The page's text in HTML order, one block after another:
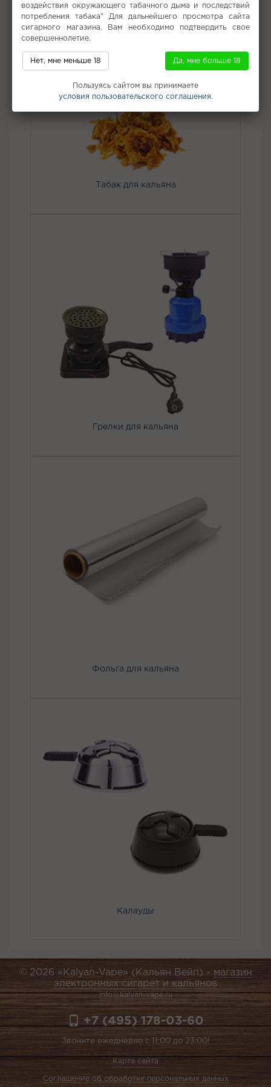
калауд и разогревайте от 5 до 8 минут.
Все вкусы табака для кальяна Brume
Не забудьте купить
Табак для кальяна
Грелки для кальяна
Фольга для кальяна
Калауды
© 2026 «Kalyan-Vape» (Кальян Вейп) - магазин
электронных сигарет и кальянов
info@kalyan-vape.ru
+7 (495) 178-03-60
Звоните ежедневно с 11:00 до 23:00!
Карта сайта
Соглашение об обработке персональных данных
воздействия окружающего табачного дыма и последствий
потребления табака" Для дальнейшего просмотра сайта
сигарного магазина, Вам необходимо подтвердить свое
совершеннолетие.
Нет, мне меньше 18 Да, мне больше 18
Пользуясь сайтом вы принимаете
условия пользовательского соглашения.